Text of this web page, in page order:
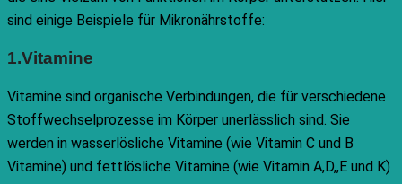
sind einige Beispiele für Mikronährstoffe:
1.Vitamine
Vitamine sind organische Verbindungen, die für verschiedene
Stoffwechselprozesse im Körper unerlässlich sind. Sie
werden in wasserlösliche Vitamine (wie Vitamin C und B
Vitamine) und fettlösliche Vitamine (wie Vitamin A,D,,E und K)